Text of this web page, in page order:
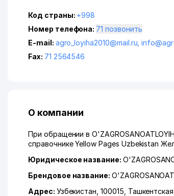
Код страны: +998
Номер телефона:
71 позвонить
E-mail: agro_loyiha2010@mail.ru ,
Fax: 71 2564546
О компании
При обращении в
справочнике Yellow Pages Uzbekistan
Юридическое название:
Брендовое название:
Адрес: Узбекистан, 100015,